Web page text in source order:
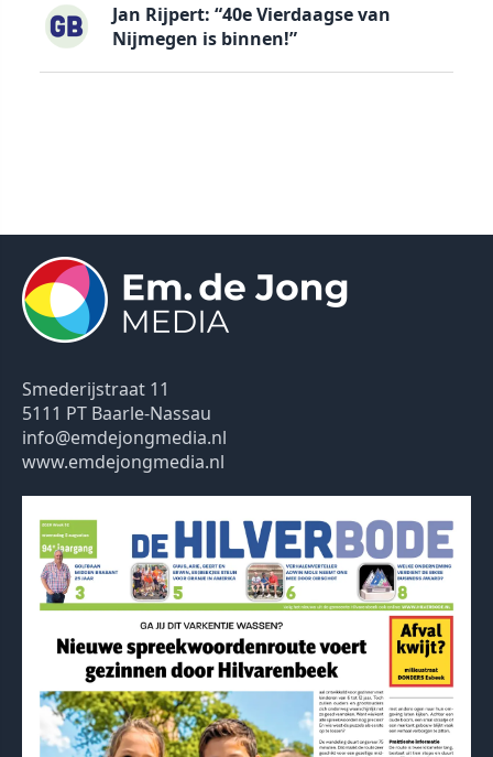
Jan Rijpert: “40e Vierdaagse van
Nijmegen is binnen!”
Smederijstraat 11
5111 PT Baarle-Nassau
info@emdejongmedia.nl
www.emdejongmedia.nl